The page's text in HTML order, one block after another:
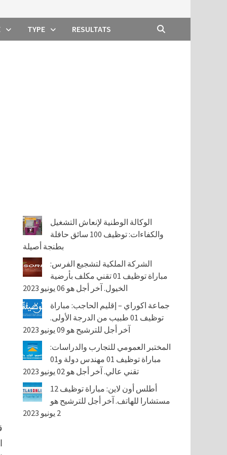
TYPE RESULTATS
الوكالة الوطنية لإنعاش التشغيل
والكفاءات: توظيف 100 سائق حافلة
بطنجة أصيلة
الشركة الملكية لتشجيع الفرس:
مباراة توظيف 01 تقني مكلف بأرضية
الخيول. آخر أجل هو 06 يونيو 2023
جماعة اكوراي – إقليم الحاجب: مباراة
توظيف 01 طبيب من الدرجة الأولى.
آخر أجل للترشيح هو 09 يونيو 2023
المختبر العمومي للتجارب والدراسات:
مباراة توظيف 01 مهندس دولة و01
تقني عالي. آخر أجل هو 02 يونيو 2023
أطلس أون لاين: مباراة توظيف 12
مستشارا للهاتف. آخر أجل للترشيح هو
2 يونيو 2023